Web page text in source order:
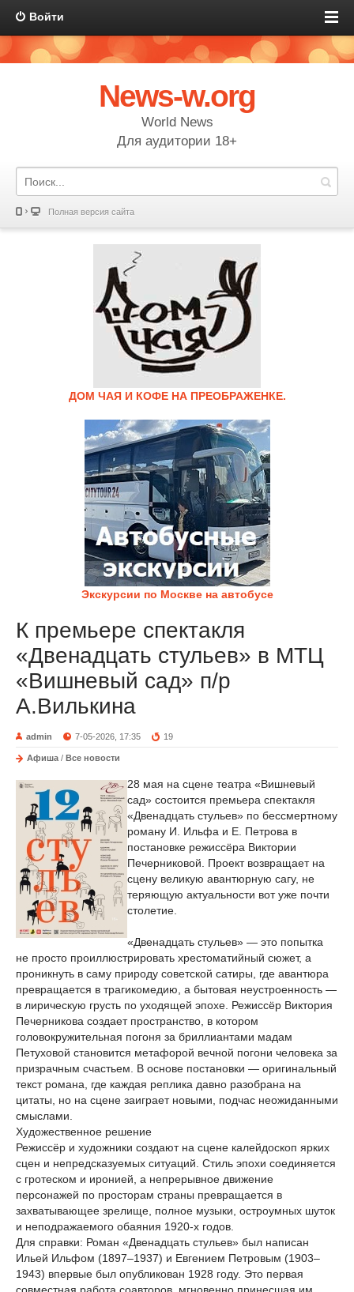
Войти
News-w.org
World News
Для аудитории 18+
Полная версия сайта
ДОМ ЧАЯ И КОФЕ НА ПРЕОБРАЖЕНКЕ.
Экскурсии по Москве на автобусе
К премьере спектакля
«Двенадцать стульев» в МТЦ
«Вишневый сад» п/р
А.Вилькина
admin 7-05-2026, 17:35 19
Афиша / Все новости
28 мая на сцене театра «Вишневый
сад» состоится премьера спектакля
«Двенадцать стульев» по бессмертному
роману И. Ильфа и Е. Петрова в
постановке режиссёра Виктории
Печерниковой. Проект возвращает на
сцену великую авантюрную сагу, не
теряющую актуальности вот уже почти
столетие.
«Двенадцать стульев» — это попытка
не просто проиллюстрировать хрестоматийный сюжет, а
проникнуть в саму природу советской сатиры, где авантюра
превращается в трагикомедию, а бытовая неустроенность —
в лирическую грусть по уходящей эпохе. Режиссёр Виктория
Печерникова создает пространство, в котором
головокружительная погоня за бриллиантами мадам
Петуховой становится метафорой вечной погони человека за
призрачным счастьем. В основе постановки — оригинальный
текст романа, где каждая реплика давно разобрана на
цитаты, но на сцене заиграет новыми, подчас неожиданными
смыслами.
Художественное решение
Режиссёр и художники создают на сцене калейдоскоп ярких
сцен и непредсказуемых ситуаций. Стиль эпохи соединяется
с гротеском и иронией, а непрерывное движение
персонажей по просторам страны превращается в
захватывающее зрелище, полное музыки, остроумных шуток
и неподражаемого обаяния 1920-х годов.
Для справки: Роман «Двенадцать стульев» был написан
Ильей Ильфом (1897–1937) и Евгением Петровым (1903–
1943) впервые был опубликован 1928 году. Это первая